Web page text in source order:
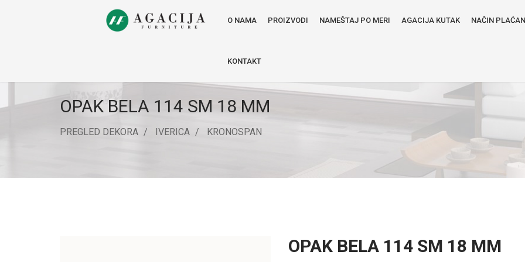
O NAMA PROIZVODI NAMEŠTAJ PO MERI AGACIJA KUTAK NAČIN
KONTAKT
OPAK BELA 114 SM 18 MM
PREGLED DEKORA IVERICA KRONOSPAN
OPAK BELA 114 SM 18 MM